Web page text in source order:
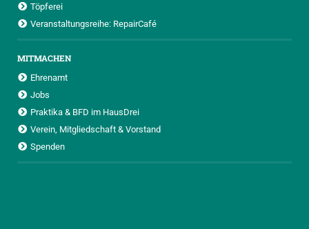
Töpferei
Veranstaltungsreihe: RepairCafé
MITMACHEN
Ehrenamt
Jobs
Praktika & BFD im HausDrei
Verein, Mitgliedschaft & Vorstand
Spenden